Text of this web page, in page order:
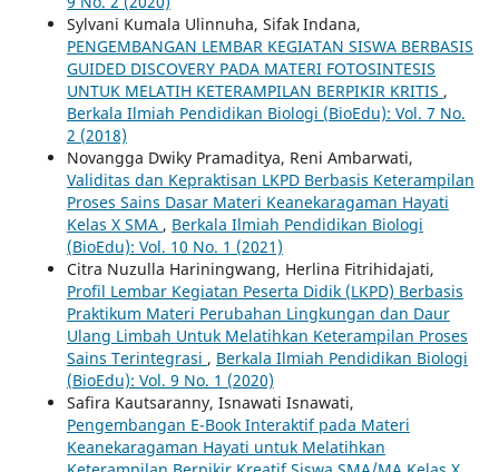
Sylvani Kumala Ulinnuha, Sifak Indana,
PENGEMBANGAN LEMBAR KEGIATAN SISWA BERBASIS
GUIDED DISCOVERY PADA MATERI FOTOSINTESIS
UNTUK MELATIH KETERAMPILAN BERPIKIR KRITIS ,
Berkala Ilmiah Pendidikan Biologi (BioEdu): Vol. 7 No.
2 (2018)
Novangga Dwiky Pramaditya, Reni Ambarwati,
Validitas dan Kepraktisan LKPD Berbasis Keterampilan
Proses Sains Dasar Materi Keanekaragaman Hayati
Kelas X SMA , Berkala Ilmiah Pendidikan Biologi
(BioEdu): Vol. 10 No. 1 (2021)
Citra Nuzulla Hariningwang, Herlina Fitrihidajati,
Profil Lembar Kegiatan Peserta Didik (LKPD) Berbasis
Praktikum Materi Perubahan Lingkungan dan Daur
Ulang Limbah Untuk Melatihkan Keterampilan Proses
Sains Terintegrasi , Berkala Ilmiah Pendidikan Biologi
(BioEdu): Vol. 9 No. 1 (2020)
Safira Kautsaranny, Isnawati Isnawati,
Pengembangan E-Book Interaktif pada Materi
Keanekaragaman Hayati untuk Melatihkan